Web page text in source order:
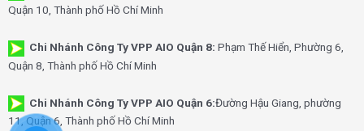
Quận 10, Thành phố Hồ Chí Minh
Chi Nhánh Công Ty VPP AIO Quận 8: Phạm Thế Hiển, Phường 6,
Quận 8, Thành phố Hồ Chí Minh
Chi Nhánh Công Ty VPP AIO Quận 6:Đường Hậu Giang, phường
11, Quận 6, Thành phố Hồ Chí Minh